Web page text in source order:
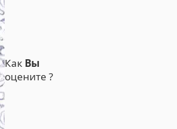
Как Вы
оцените ?